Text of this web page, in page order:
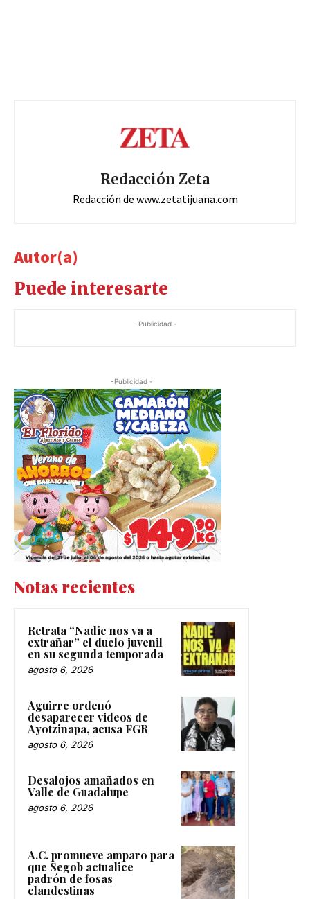
Redacción Zeta
Redacción de www.zetatijuana.com
Autor(a)
Puede interesarte
- Publicidad -
-Publicidad -
Notas recientes
Retrata “Nadie nos va a
extrañar” el duelo juvenil
en su segunda temporada
agosto 6, 2026
Aguirre ordenó
desaparecer videos de
Ayotzinapa, acusa FGR
agosto 6, 2026
Desalojos amañados en
Valle de Guadalupe
agosto 6, 2026
A.C. promueve amparo para
que Segob actualice
padrón de fosas
clandestinas